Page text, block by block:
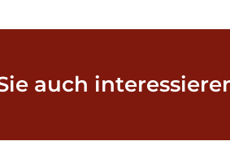
auch